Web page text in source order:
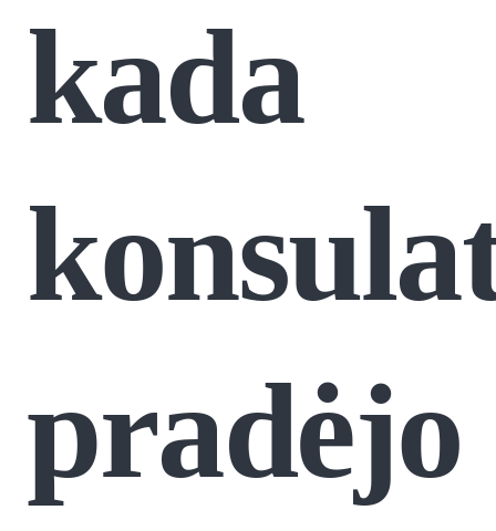
kada
pradėjo